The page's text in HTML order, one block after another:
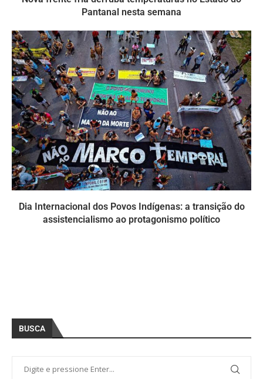
Pantanal nesta semana
Dia Internacional dos Povos Indígenas: a transição do
assistencialismo ao protagonismo político
BUSCA